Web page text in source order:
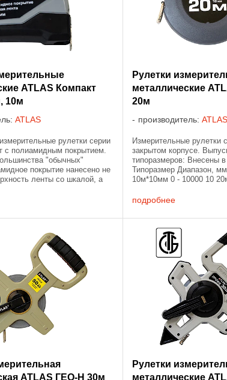
ATLAS Компакт
10м
ATLAS
рулетки серии
с полиамидным покрытием.
"обычных"
покрытие нанесено не
ленты со шкалой, а
Рулетки
металлические
20м
производитель: ATLAS
Измерительные рулетки
закрытом корпусе.
типоразмеров: Внесены
Типоразмер Диапазон,
10м*10мм 0 - 10000 10
подробнее
ATLAS ГЕО-Н 30м
Рулетки
металлические